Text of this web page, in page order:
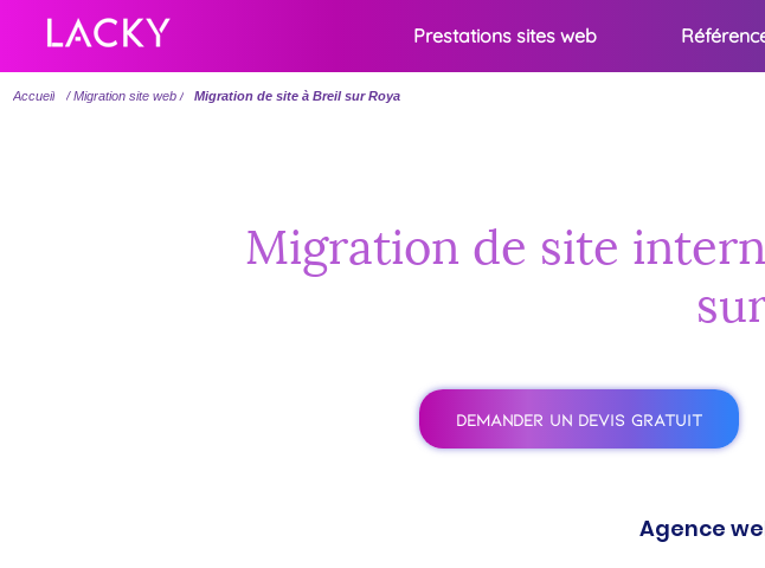
Prestations sites web
Accueil / Migration site web / Migration de site à Breil sur Roya
Migration de site
DEMANDER UN DEVIS GRATUIT
Agence